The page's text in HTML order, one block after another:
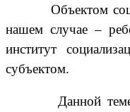
Объектом
нашем случае –
институт
субъектом.
Данной теме